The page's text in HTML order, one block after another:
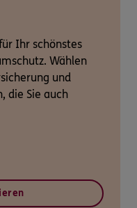
Ihr schönstes
Wählen
und
die Sie auch